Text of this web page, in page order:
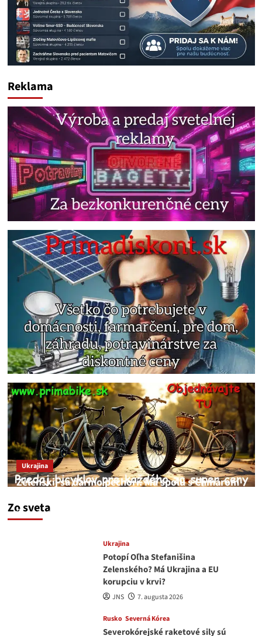
Reklama
Zo sveta
Ukrajina
Zelenskij sa darmo pechorí. Má spolu s Chmarom
medvedar
Ukrajina
Potopí Oľha Stefanišina
Zelenského? Má Ukrajina a EU
korupciu v krvi?
JNS 7. augusta 2026
Rusko Severná Kórea
Severokórejské raketové sily sú